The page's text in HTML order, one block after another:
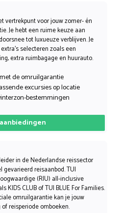
vertrekpunt voor jouw zomer- én
Je hebt een ruime keuze aan
tot luxueuze verblijven. Je
selecteren zoals een
extra ruimbagage en huurauto.
de omruilgarantie
excursies op locatie
bestemmingen
in de Nederlandse reissector
gevarieerd reisaanbod. TUI
(RIU) all-inclusive
KIDS CLUB of TUI BLUE For Families.
omruilgarantie kan je jouw
reisperiode omboeken.